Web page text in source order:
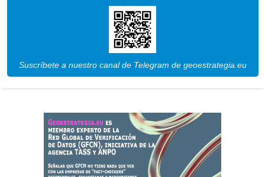
Suscríbete a nuestro canal de Telegram de geoestrategia.eu